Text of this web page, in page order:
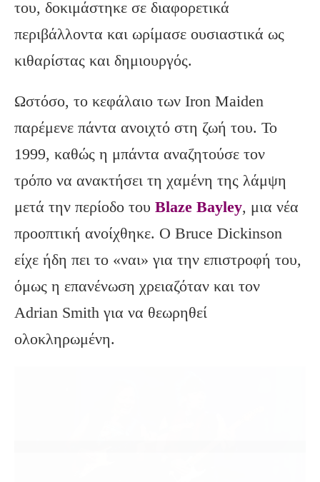
του, δοκιμάστηκε σε διαφορετικά
περιβάλλοντα και ωρίμασε ουσιαστικά ως
κιθαρίστας και δημιουργός.
Ωστόσο, το κεφάλαιο των Iron Maiden
παρέμενε πάντα ανοιχτό στη ζωή του. Το
1999, καθώς η μπάντα αναζητούσε τον
τρόπο να ανακτήσει τη χαμένη της λάμψη
μετά την περίοδο του Blaze Bayley, μια νέα
προοπτική ανοίχθηκε. Ο Bruce Dickinson
είχε ήδη πει το «ναι» για την επιστροφή του,
όμως η επανένωση χρειαζόταν και τον
Adrian Smith για να θεωρηθεί
ολοκληρωμένη.